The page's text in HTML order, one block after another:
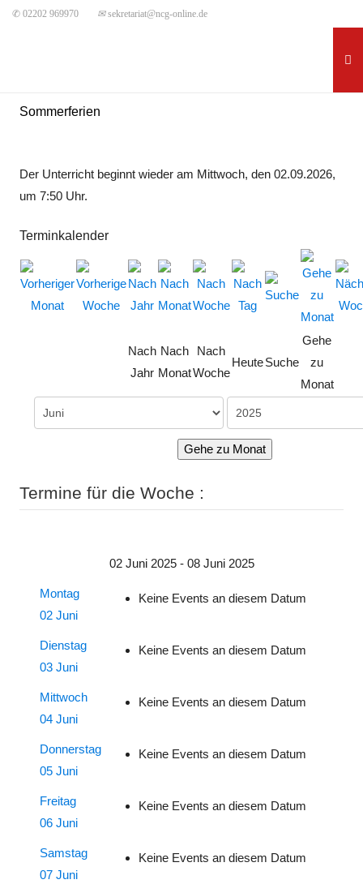
✆ 02202 969970 ✉sekretariat@ncg-online.de
Sommerferien
Der Unterricht beginnt wieder am Mittwoch, den 02.09.2026,
um 7:50 Uhr.
Terminkalender
Nach
Jahr
Nach
Monat
Nach
Woche
HeuteSuche
Gehe
zu
Monat
Gehe zu Monat
Termine für die Woche :
02 Juni 2025 - 08 Juni 2025
Montag
02 Juni
Keine Events an diesem Datum
Dienstag
03 Juni
Keine Events an diesem Datum
Mittwoch
04 Juni
Keine Events an diesem Datum
Donnerstag
05 Juni
Keine Events an diesem Datum
Freitag
06 Juni
Keine Events an diesem Datum
Samstag
07 Juni
Keine Events an diesem Datum